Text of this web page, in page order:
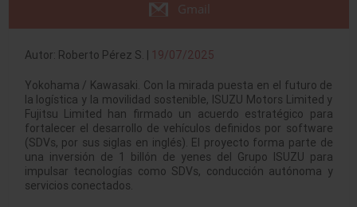
Gmail
Autor: Roberto Pérez S. | 19/07/2025
Yokohama / Kawasaki. Con la mirada puesta en el futuro de
la logística y la movilidad sostenible, ISUZU Motors Limited y
Fujitsu Limited han firmado un acuerdo estratégico para
fortalecer el desarrollo de vehículos definidos por software
(SDVs, por sus siglas en inglés). El proyecto forma parte de
una inversión de 1 billón de yenes del Grupo ISUZU para
impulsar tecnologías como SDVs, conducción autónoma y
servicios conectados.